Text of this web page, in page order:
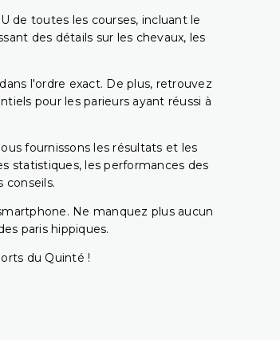
de toutes les courses, incluant le
des détails sur les chevaux, les
l'ordre exact. De plus, retrouvez
pour les parieurs ayant réussi à
fournissons les résultats et les
statistiques, les performances des
conseils.
Ne manquez plus aucun
paris hippiques.
du Quinté !